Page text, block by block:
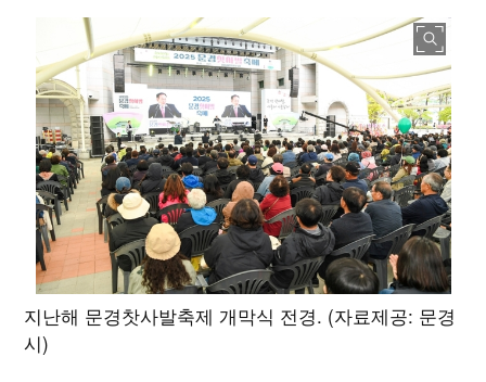
지난해 문경찻사발축제 개막식 전경. (자료제공: 문경
시)